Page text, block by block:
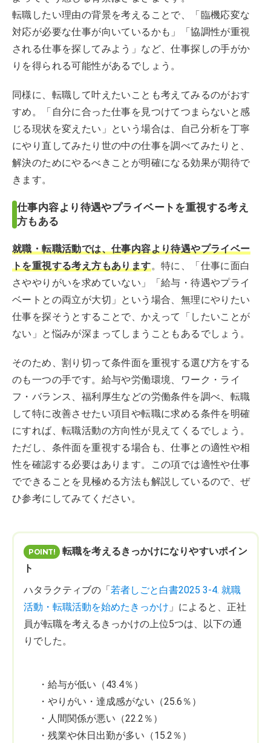
転職したい理由の背景を考えることで、「臨機応変な
対応が必要な仕事が向いているかも」「協調性が重視
される仕事を探してみよう」など、仕事探しの手がか
りを得られる可能性があるでしょう。
同様に、転職して叶えたいことも考えてみるのがおす
すめ。「自分に合った仕事を見つけてつまらないと感
じる現状を変えたい」という場合は、自己分析を丁寧
にやり直してみたり世の中の仕事を調べてみたりと、
解決のためにやるべきことが明確になる効果が期待で
きます。
仕事内容より待遇やプライベートを重視する考え
方もある
就職・転職活動では、仕事内容より待遇やプライベー
トを重視する考え方もあります。特に、「仕事に面白
さややりがいを求めていない」「給与・待遇やプライ
ベートとの両立が大切」という場合、無理にやりたい
仕事を探そうとすることで、かえって「したいことが
ない」と悩みが深まってしまうこともあるでしょう。
そのため、割り切って条件面を重視する選び方をする
のも一つの手です。給与や労働環境、ワーク・ライ
フ・バランス、福利厚生などの労働条件を調べ、転職
して特に改善させたい項目や転職に求める条件を明確
にすれば、転職活動の方向性が見えてくるでしょう。
ただし、条件面を重視する場合も、仕事との適性や相
性を確認する必要はあります。この項では適性や仕事
でできることを見極める方法も解説しているので、ぜ
ひ参考にしてみてください。
転職を考えるきっかけになりやすいポイン
ト
ハタラクティブの「若者しごと白書2025 3-4. 就職
活動・転職活動を始めたきっかけ 」によると、正社
員が転職を考えるきっかけの上位5つは、以下の通
りでした。
・給与が低い（43.4％）
・やりがい・達成感がない（25.6％）
・人間関係が悪い（22.2％）
・残業や休日出勤が多い（15.2％）